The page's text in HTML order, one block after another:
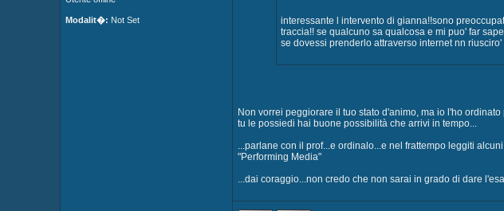
Modalit�: Not Set
interessante l intervento di gianna!!sono
traccia!! se qualcuno sa qualcosa e mi puo' far
se dovessi prenderlo attraverso internet nn
Non vorrei peggiorare il tuo stato d'animo, ma io l'ho
tu le possiedi hai buone possibilità che arrivi in tempo...
...parlane con il prof...e ordinalo...e nel frattempo leggiti
"Performing Media"
...dai coraggio...non credo che non sarai in grado di dare